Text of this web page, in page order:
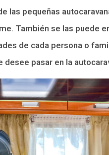
las pequeñas
También se las puede
de cada persona o
pasar en la